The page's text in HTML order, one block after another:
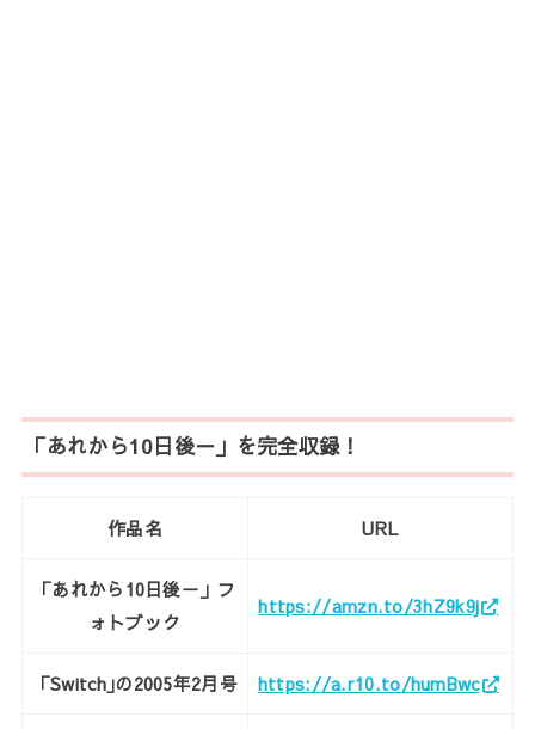
「あれから10日後－」を完全収録！
作品名 URL
「あれから10日後－」フ
ォトブック
https://amzn.to/3hZ9k9j
「Switch｣の2005年2月号 https://a.r10.to/humBwc